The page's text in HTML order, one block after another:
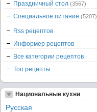
Праздничный стол (3567)
Специальное питание (5207)
Rss рецептов
Информер рецептов
Все категории рецептов
Топ рецепты
Национальные кухни
Русская